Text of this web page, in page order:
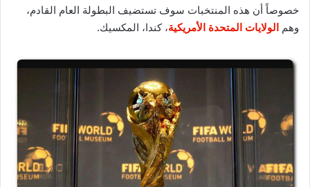
خصوصاً أن هذه المنتخبات سوف تستضيف البطولة العام القادم،
وهم الولايات المتحدة الأمريكية، كندا، المكسيك.